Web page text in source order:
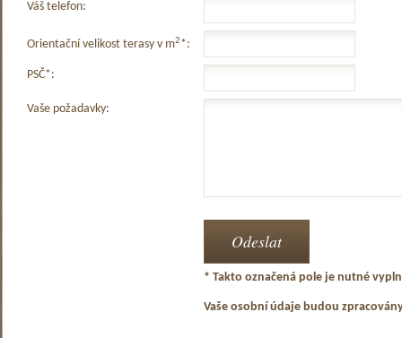
Váš telefon:
Orientační velikost terasy v m2*:
PSČ*:
Vaše požadavky:
* Takto označená pole je nutné
Vaše osobní údaje budou